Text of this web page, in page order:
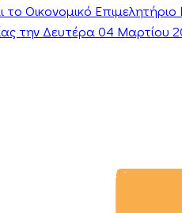
το Οικονομικό
την Δευτέρα 04 Μαρτίου